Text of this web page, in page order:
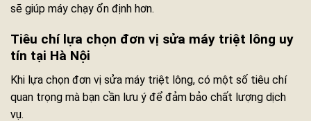
sẽ giúp máy chạy ổn định hơn.
Tiêu chí lựa chọn đơn vị sửa máy triệt lông uy
tín tại Hà Nội
Khi lựa chọn đơn vị sửa máy triệt lông, có một số tiêu chí
quan trọng mà bạn cần lưu ý để đảm bảo chất lượng dịch
vụ.